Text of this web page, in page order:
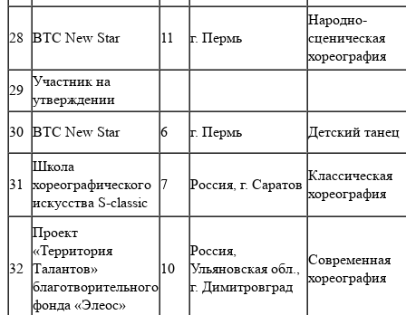
28 ВТС New Star 11 г. Пермь
Народно-
сценическая
хореография
29
Участник на
утверждении
30 ВТС New Star 6 г. Пермь Детский танец
31
Школа
хореографического
искусства S-classic
7 Россия, г. Саратов
Классическая
хореография
32
Проект
«Территория
Талантов»
благотворительного
фонда «Элеос»
10
Россия,
Ульяновская обл.,
г. Димитровград
Современная
хореография